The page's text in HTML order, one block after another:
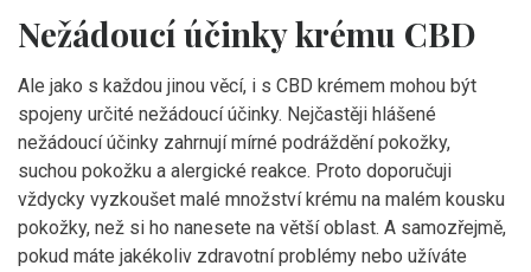
Nežádoucí účinky krému CBD
Ale jako s každou jinou věcí, i s CBD krémem mohou být
spojeny určité nežádoucí účinky. Nejčastěji hlášené
nežádoucí účinky zahrnují mírné podráždění pokožky,
suchou pokožku a alergické reakce. Proto doporučuji
vždycky vyzkoušet malé množství krému na malém kousku
pokožky, než si ho nanesete na větší oblast. A samozřejmě,
pokud máte jakékoliv zdravotní problémy nebo užíváte